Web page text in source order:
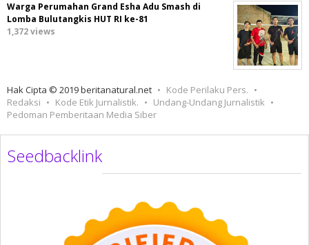
Warga Perumahan Grand Esha Adu Smash di
Lomba Bulutangkis HUT RI ke-81
1,372 views
Hak Cipta © 2019 beritanatural.net
Kode Perilaku Pers.
Redaksi
Kode Etik Jurnalistik.
Undang-Undang Jurnalistik
Pedoman Pemberitaan Media Siber
Seedbacklink